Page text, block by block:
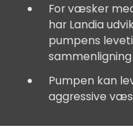
For væsker
har Landia
pumpens
Pumpen kan
aggressive